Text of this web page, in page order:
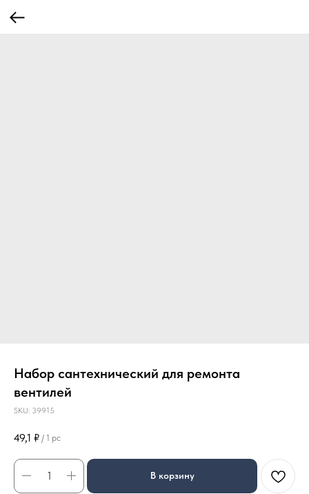
Набор сантехнический для ремонта
вентилей
SKU: 39915
49,1 ₽ / 1 pc
В корзину